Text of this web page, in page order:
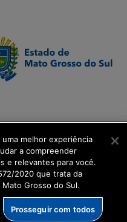
melhor experiência
a compreender
e relevantes para você.
2020 que trata da
Grosso do Sul.
Prosseguir com todos